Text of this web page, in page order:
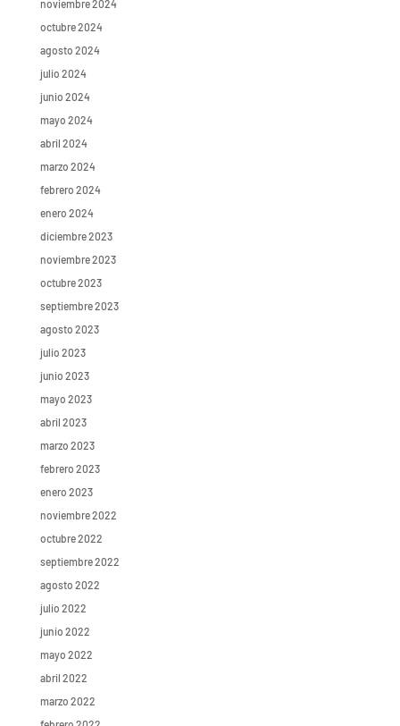
noviembre 2024
octubre 2024
agosto 2024
julio 2024
junio 2024
mayo 2024
abril 2024
marzo 2024
febrero 2024
enero 2024
diciembre 2023
noviembre 2023
octubre 2023
septiembre 2023
agosto 2023
julio 2023
junio 2023
mayo 2023
abril 2023
marzo 2023
febrero 2023
enero 2023
noviembre 2022
octubre 2022
septiembre 2022
agosto 2022
julio 2022
junio 2022
mayo 2022
abril 2022
marzo 2022